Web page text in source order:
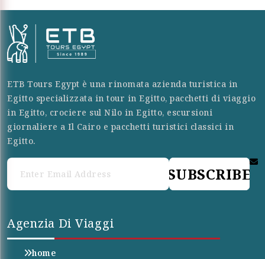
ETB Tours Egypt è una rinomata azienda turistica in
Egitto specializzata in tour in Egitto, pacchetti di viaggio
in Egitto, crociere sul Nilo in Egitto, escursioni
giornaliere a Il Cairo e pacchetti turistici classici in
Egitto.
SUBSCRIBE
Agenzia Di Viaggi
home